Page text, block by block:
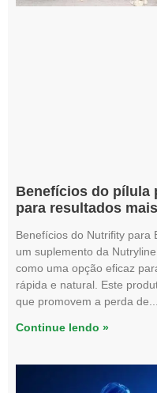
Benefícios do pílula
para resultados
Benefícios do Nutrifity para
um suplemento da
como uma opção eficaz
rápida e natural. Este
que promovem a perda de
Continue lendo »